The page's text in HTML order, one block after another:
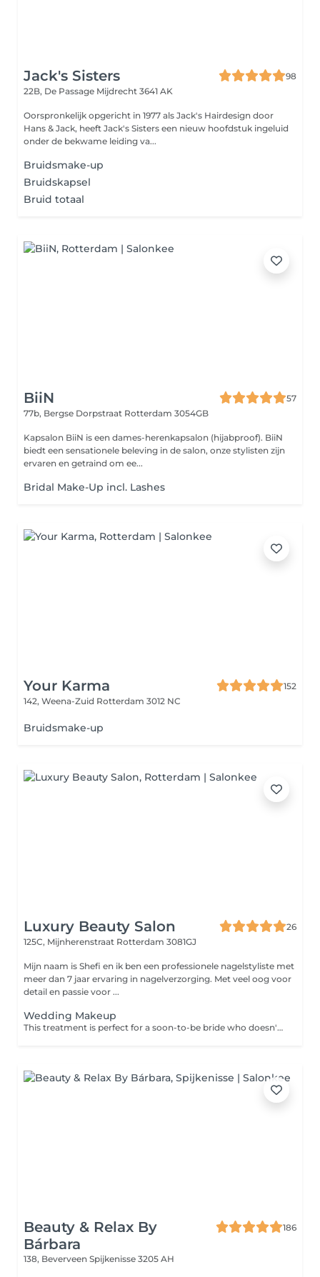
Jack's Sisters
98
22B, De Passage Mijdrecht 3641 AK
Oorspronkelijk opgericht in 1977 als Jack's Hairdesign door
Hans & Jack, heeft Jack's Sisters een nieuw hoofdstuk ingeluid
onder de bekwame leiding va...
Bruidsmake-up
Bruidskapsel
Bruid totaal
BiiN
57
77b, Bergse Dorpstraat Rotterdam 3054GB
Kapsalon BiiN is een dames-herenkapsalon (hijabproof). BiiN
biedt een sensationele beleving in de salon, onze stylisten zijn
ervaren en getraind om ee...
Bridal Make-Up incl. Lashes
Your Karma
152
142, Weena-Zuid Rotterdam 3012 NC
Bruidsmake-up
Luxury Beauty Salon
26
125C, Mijnherenstraat Rotterdam 3081GJ
Mijn naam is Shefi en ik ben een professionele nagelstyliste met
meer dan 7 jaar ervaring in nagelverzorging. Met veel oog voor
detail en passie voor ...
Wedding Makeup
This treatment is perfect for a soon-to-be bride who doesn't want to deal with the hassle of doing her own makeup on the big day. Your makeup is flawless and you are looking better than ever and ready to walk down the aisle.
Beauty & Relax By
Bárbara
186
138, Beverveen Spijkenisse 3205 AH